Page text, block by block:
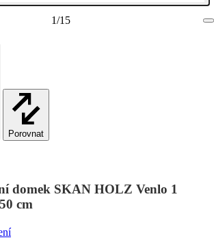
1/15
Porovnat
domek SKAN HOLZ Venlo 1
cm